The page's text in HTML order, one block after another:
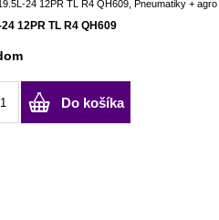
24 12PR TL R4 QH609, Pneumatiky + agro
12PR TL R4 QH609
Do košíka